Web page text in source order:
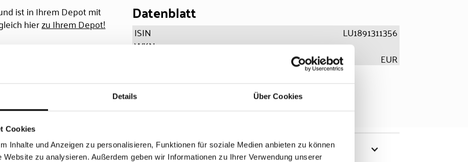
Details Über Cookies
Cookies
Inhalte und Anzeigen zu personalisieren, Funktionen für soziale Medien anbieten zu können
Website zu analysieren. Außerdem geben wir Informationen zu Ihrer Verwendung unserer
ist in Ihrem Depot mit
hierzu Ihrem Depot! Datenblatt
ISIN
LU1891311356
WKN
EUR
Chancen & Risiken